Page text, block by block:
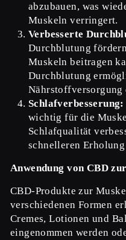
abzubauen, was
Muskeln verringert.
Verbesserte
Durchblutung
Muskeln beitragen
Durchblutung
Nährstoffversorgung
Schlafverbesserung:
wichtig für die
Schlafqualität
schnelleren
Anwendung von CBD
CBD-Produkte zur
verschiedenen Formen
Cremes, Lotionen und
eingenommen werden